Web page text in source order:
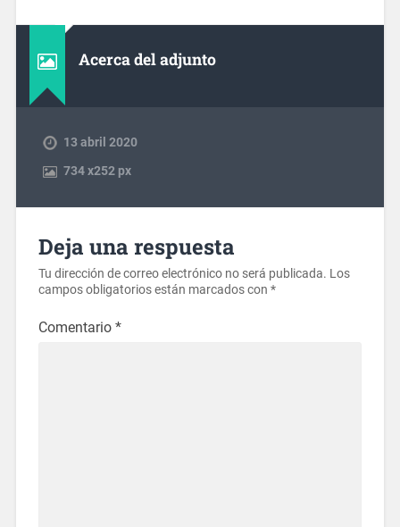
Acerca del adjunto
13 abril 2020
734x252 px
Deja una respuesta
Tu dirección de correo electrónico no será publicada. Los
campos obligatorios están marcados con *
Comentario *